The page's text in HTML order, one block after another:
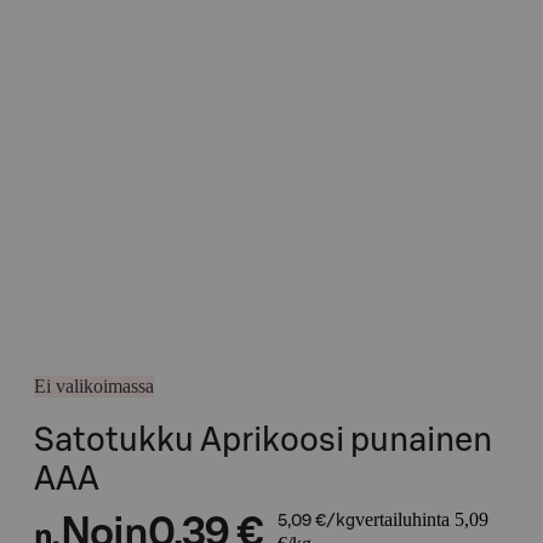
Ei valikoimassa
Satotukku Aprikoosi punainen
AAA
Noin0,39 € 5,09 €/kgvertailuhinta 5,09